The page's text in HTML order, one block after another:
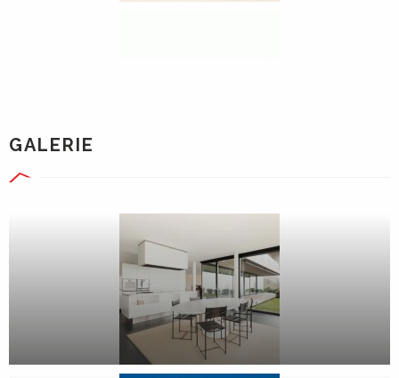
GALERIE